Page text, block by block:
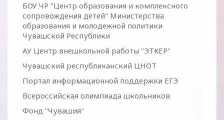
БОУ ЧР "Центр образования и комплексного
сопровождения детей" Министерства
образования и молодежной политики
Чувашской Республики
АУ Центр внешкольной работы "ЭТКЕР"
Чувашский республиканский ЦНОТ
Портал информационной поддержки ЕГЭ
Всероссийская олимпиада школьников
Фонд "Чувашия"